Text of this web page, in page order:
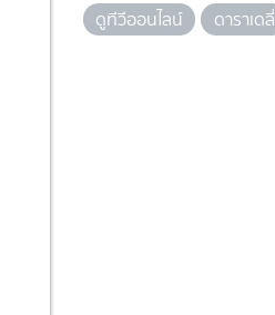
ดูทีวีออนไลน์
ดาราเดลี่